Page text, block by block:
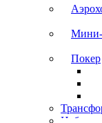
Мини-
Покер
Набор